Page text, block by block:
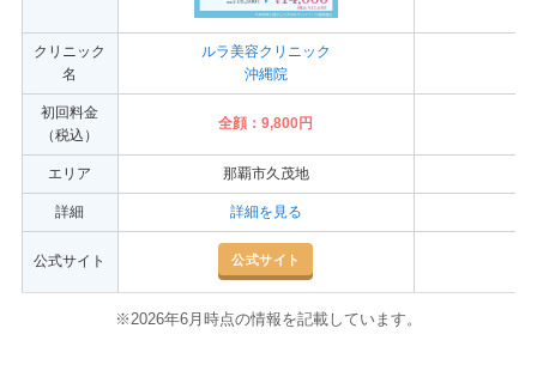
クリニック
名
ルラ美容クリニック
沖縄院
初回料金
（税込）
全顔：9,800円
エリア 那覇市久茂地
詳細 詳細を見る
公式サイト 公式サイト
※2026年6月時点の情報を記載しています。